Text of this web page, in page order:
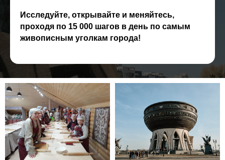
Исследуйте, открывайте и меняйтесь,
проходя по 15 000 шагов в день по самым
живописным уголкам города!
ПЛАН ПУТЕШЕСТВИЯ